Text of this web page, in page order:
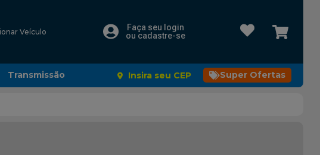
Veículo
Faça seu login
ou cadastre-se
Transmissão Insira seu CEP Super Ofertas